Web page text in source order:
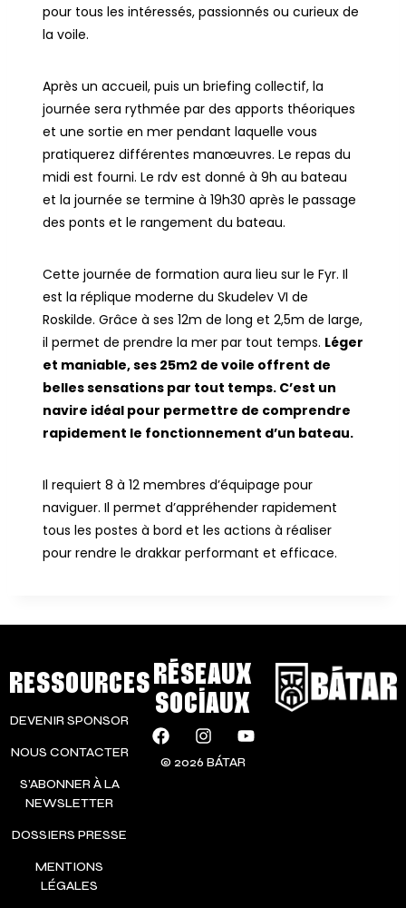
pour tous les intéressés, passionnés ou curieux de
la voile.
Après un accueil, puis un briefing collectif, la
journée sera rythmée par des apports théoriques
et une sortie en mer pendant laquelle vous
pratiquerez différentes manœuvres. Le repas du
midi est fourni. Le rdv est donné à 9h au bateau
et la journée se termine à 19h30 après le passage
des ponts et le rangement du bateau.
Cette journée de formation aura lieu sur le Fyr. Il
est la réplique moderne du Skudelev VI de
Roskilde. Grâce à ses 12m de long et 2,5m de large,
il permet de prendre la mer par tout temps. Léger
et maniable, ses 25m2 de voile offrent de
belles sensations par tout temps. C’est un
navire idéal pour permettre de comprendre
rapidement le fonctionnement d’un bateau.
Il requiert 8 à 12 membres d’équipage pour
naviguer. Il permet d’appréhender rapidement
tous les postes à bord et les actions à réaliser
pour rendre le drakkar performant et efficace.
RESSOURCES
DEVENIR SPONSOR
NOUS CONTACTER
S’ABONNER À LA
NEWSLETTER
DOSSIERS PRESSE
MENTIONS
LÉGALES
RÉSEAUX
SOCIAUX
© 2026 BÁTAR